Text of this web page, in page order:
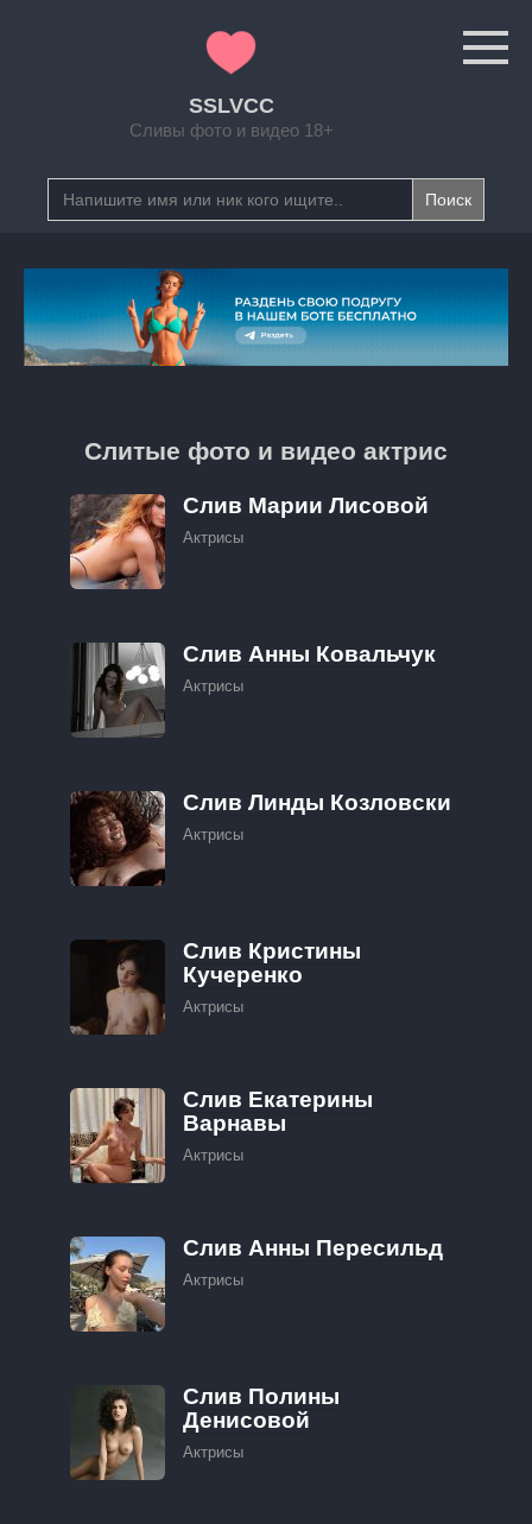
SSLVCC
Сливы фото и видео 18+
Search
for:
Слитые фото и видео актрис
Слив Марии Лисовой
Актрисы
Слив Анны Ковальчук
Актрисы
Слив Линды Козловски
Актрисы
Слив Кристины
Кучеренко
Актрисы
Слив Екатерины
Варнавы
Актрисы
Слив Анны Пересильд
Актрисы
Слив Полины
Денисовой
Актрисы